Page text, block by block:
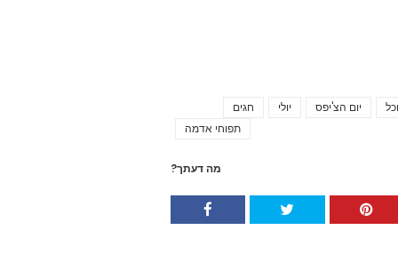
חגים יולי יום הצ'יפס
תפוחי אדמה
מה דעתך?